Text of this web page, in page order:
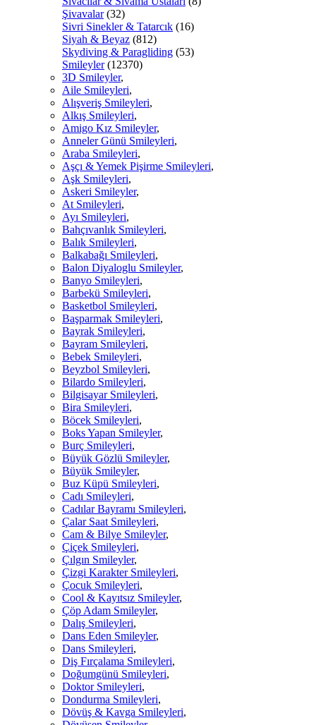
Şivavalar (32)
Sivri Sinekler & Tatarcık (16)
Siyah & Beyaz (812)
Skydiving & Paragliding (53)
Smileyler (12370)
3D Smileyler,
Aile Smileyleri,
Alışveriş Smileyleri,
Alkış Smileyleri,
Amigo Kız Smileyler,
Anneler Günü Smileyleri,
Araba Smileyleri,
Aşçı & Yemek Pişirme Smileyleri,
Aşk Smileyleri,
Askeri Smileyler,
At Smileyleri,
Ayı Smileyleri,
Bahçıvanlık Smileyleri,
Balık Smileyleri,
Balkabağı Smileyleri,
Balon Diyaloglu Smileyler,
Banyo Smileyleri,
Barbekü Smileyleri,
Basketbol Smileyleri,
Başparmak Smileyleri,
Bayrak Smileyleri,
Bayram Smileyleri,
Bebek Smileyleri,
Beyzbol Smileyleri,
Bilardo Smileyleri,
Bilgisayar Smileyleri,
Bira Smileyleri,
Böcek Smileyleri,
Boks Yapan Smileyler,
Burç Smileyleri,
Büyük Gözlü Smileyler,
Büyük Smileyler,
Buz Küpü Smileyleri,
Cadı Smileyleri,
Cadılar Bayramı Smileyleri,
Çalar Saat Smileyleri,
Cam & Bilye Smileyler,
Çiçek Smileyleri,
Çılgın Smileyler,
Çizgi Karakter Smileyleri,
Çocuk Smileyleri,
Cool & Kayıtsız Smileyler,
Çöp Adam Smileyler,
Dalış Smileyleri,
Dans Eden Smileyler,
Dans Smileyleri,
Diş Fırçalama Smileyleri,
Doğumgünü Smileyleri,
Doktor Smileyleri,
Dondurma Smileyleri,
Dövüş & Kavga Smileyleri,